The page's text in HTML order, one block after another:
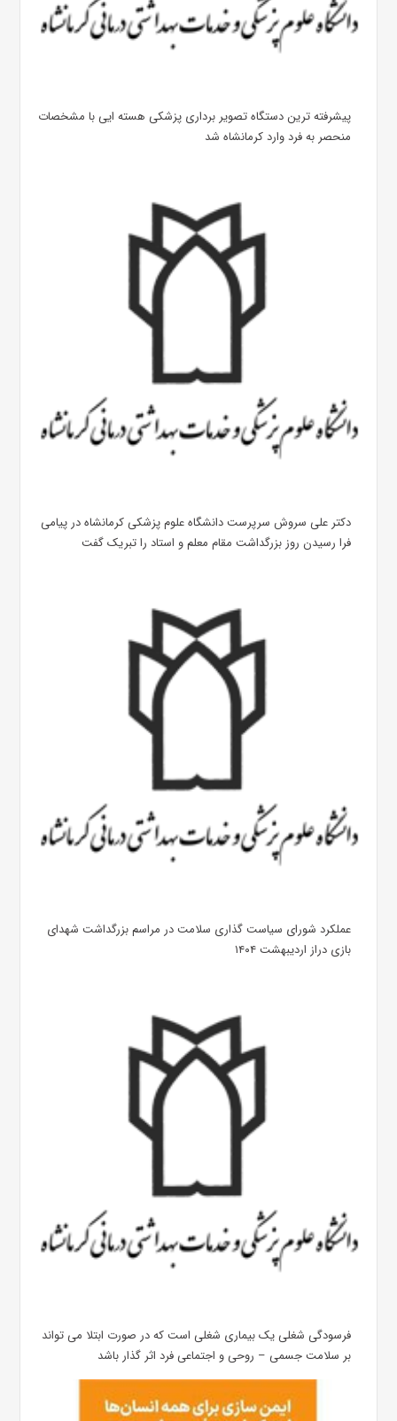
پیشرفته ترین دستگاه تصویر برداری پزشکی هسته ایی با مشخصات
منحصر به فرد وارد کرمانشاه شد
دکتر علی سروش سرپرست دانشگاه علوم پزشکی کرمانشاه در پیامی
فرا رسیدن روز بزرگداشت مقام معلم و استاد را تبریک گفت
عملکرد شورای سیاست گذاری سلامت در مراسم بزرگداشت شهدای
بازی دراز اردیبهشت ۱۴۰۴
فرسودگی شغلی یک بیماری شغلی است که در صورت ابتلا می تواند
بر سلامت جسمی – روحی و اجتماعی فرد اثر گذار باشد